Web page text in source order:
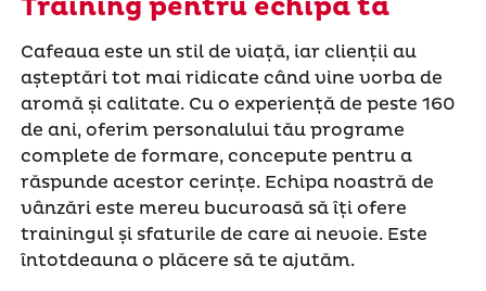
Training pentru echipa ta
Cafeaua este un stil de viață, iar clienții au
așteptări tot mai ridicate când vine vorba de
aromă și calitate. Cu o experiență de peste 160
de ani, oferim personalului tău programe
complete de formare, concepute pentru a
răspunde acestor cerințe. Echipa noastră de
vânzări este mereu bucuroasă să îți ofere
trainingul și sfaturile de care ai nevoie. Este
întotdeauna o plăcere să te ajutăm.